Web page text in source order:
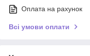
Оплата на рахунок
Всі умови оплати